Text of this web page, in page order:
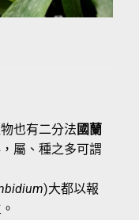
也有二分法 國蘭
屬、種之多可謂
)大都以報